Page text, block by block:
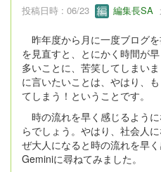
投稿日時 : 06/23 編集長SA
昨年度から月に一度ブログ
を見直すと、とにかく時間が
多いことに、苦笑してしまい
に言いたいことは、やはり、
てしまう！ということです。
時の流れを早く感じるよう
らでしょう。やはり、社会人
ぜ大人になると時の流れを早く
Geminiに尋ねてみました。